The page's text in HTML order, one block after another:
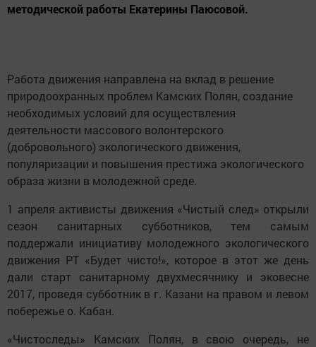
методической работы Екатерины Паюсовой.
Работа движения направлена на вклад в решение
природоохранных проблем Камских Полян, создание
необходимых условий для осуществления
деятельности массового волонтерского
(добровольного) экологического движения,
популяризации и повышения престижа экологического
образа жизни в молодежной среде.
1 апреля активисты движения «Чистый след» открыли
сезон санитарных субботников, тем самым
поддержали инициативу молодежного экологического
движения РТ «Будет чисто!», которое в этот же день
дали старт санитарному двухмесячнику и эковесне
2017, проведя субботник в г. Казани на правом и левом
побережье о. Кабан.
«Чистоследы» Камских Полян, в свою очередь, не